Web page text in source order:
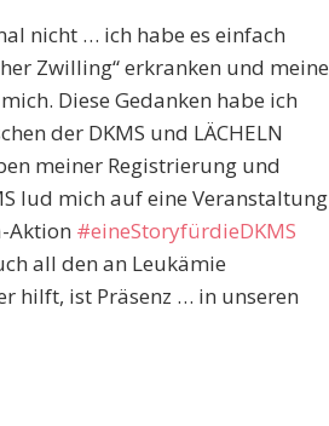
nicht … ich habe es einfach
Zwilling“ erkranken und meine
Diese Gedanken habe ich
der DKMS und LÄCHELN
meiner Registrierung und
lud mich auf eine Veranstaltung
Aktion #eineStoryfürdieDKMS
all den an Leukämie
hilft, ist Präsenz … in unseren